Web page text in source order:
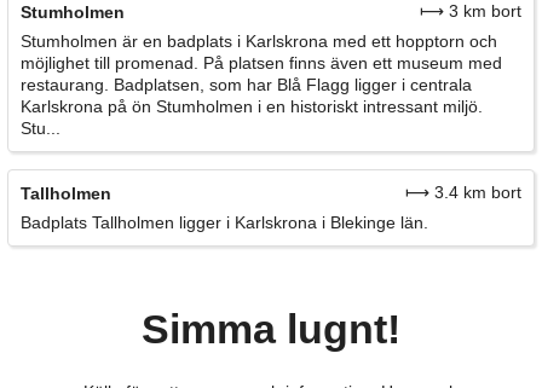
Stumholmen
⟼ 3 km bort
Stumholmen är en badplats i Karlskrona med ett hopptorn och
möjlighet till promenad. På platsen finns även ett museum med
restaurang. Badplatsen, som har Blå Flagg ligger i centrala
Karlskrona på ön Stumholmen i en historiskt intressant miljö.
Stu...
Tallholmen
⟼ 3.4 km bort
Badplats Tallholmen ligger i Karlskrona i Blekinge län.
Simma lugnt!